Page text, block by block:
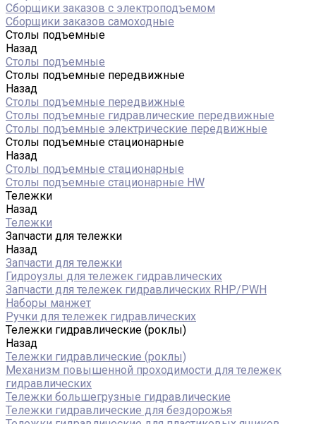
Сборщики заказов с электроподъемом
Сборщики заказов самоходные
Столы подъемные
Назад
Столы подъемные
Столы подъемные передвижные
Назад
Столы подъемные передвижные
Столы подъемные гидравлические передвижные
Столы подъемные электрические передвижные
Столы подъемные стационарные
Назад
Столы подъемные стационарные
Столы подъемные стационарные HW
Тележки
Назад
Тележки
Запчасти для тележки
Назад
Запчасти для тележки
Гидроузлы для тележек гидравлических
Запчасти для тележек гидравлических RHP/PWH
Наборы манжет
Ручки для тележек гидравлических
Тележки гидравлические (роклы)
Назад
Тележки гидравлические (роклы)
Механизм повышенной проходимости для тележек
гидравлических
Тележки большегрузные гидравлические
Тележки гидравлические для бездорожья